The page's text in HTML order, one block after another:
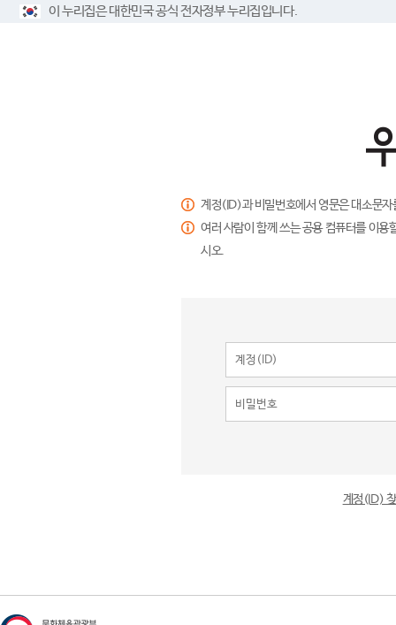
이 누리집은 대한민국 공식 전자정부 누리집입니다.
계정(ID)과 비밀번호에서 영문은 대소문
여러 사람이 함께 쓰는 공용 컴퓨터를 이
시오.
계정(ID)